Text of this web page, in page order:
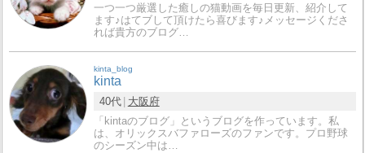
一つ一つ厳選した癒しの猫動画を毎日更新、紹介して
ます♪はてブして頂けたら喜びます♪メッセージくださ
れば貴方のブログ…
kinta_blog
kinta
40代
大阪府
「kintaのブログ」というブログを作っています。私
は、オリックスバファローズのファンです。プロ野球
のシーズン中は…